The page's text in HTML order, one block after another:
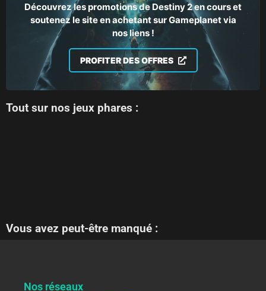
Découvrez les promotions de Destiny 2 en cours et
soutenez le site en achetant sur Gameplanet via
nos liens !
PROFITER DES OFFRES
Tout sur nos jeux phares :
Vous avez peut-être manqué :
Nos réseaux